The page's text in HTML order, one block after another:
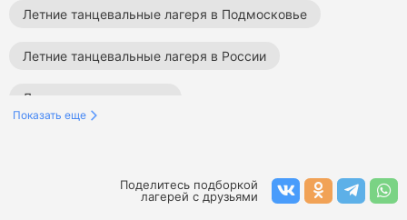
Летние танцевальные лагеря в Подмосковье
Летние танцевальные лагеря в России
Летние лагеря на море
Летние танцевальные лагеря Лагеря на море
Показать еще
Поделитесь подборкой
лагерей с друзьями